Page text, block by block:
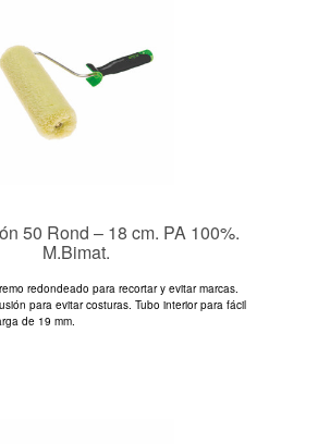
50 Rond – 18 cm. PA 100%.
M.Bimat.
redondeado para recortar y evitar marcas.
para evitar costuras. Tubo interior para fácil
de 19 mm.